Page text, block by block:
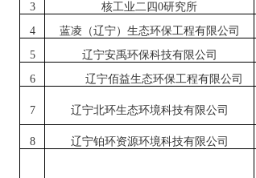
3
核工业二四0研究所
4
蓝凌（辽宁）生态环保工程有限公司
5
辽宁安禹环保科技有限公司
6
辽宁佰益生态环保工程有限公司
7 辽宁北环生态环境科技有限公司
8 辽宁铂环资源环境科技有限公司